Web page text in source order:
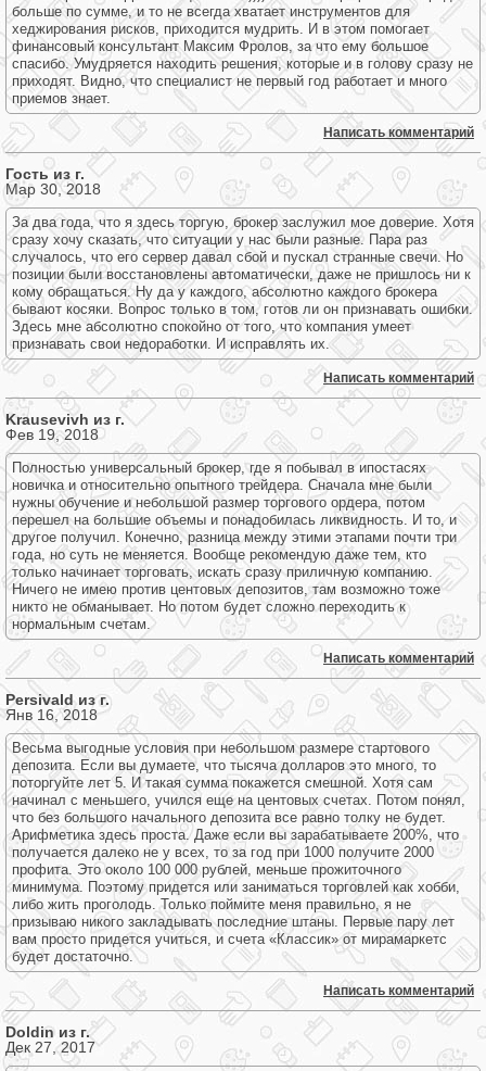
больше по сумме, и то не всегда хватает инструментов для
хеджирования рисков, приходится мудрить. И в этом помогает
финансовый консультант Максим Фролов, за что ему большое
спасибо. Умудряется находить решения, которые и в голову сразу не
приходят. Видно, что специалист не первый год работает и много
приемов знает.
Написать комментарий
Гость из г.
Мар 30, 2018
За два года, что я здесь торгую, брокер заслужил мое доверие. Хотя
сразу хочу сказать, что ситуации у нас были разные. Пара раз
случалось, что его сервер давал сбой и пускал странные свечи. Но
позиции были восстановлены автоматически, даже не пришлось ни к
кому обращаться. Ну да у каждого, абсолютно каждого брокера
бывают косяки. Вопрос только в том, готов ли он признавать ошибки.
Здесь мне абсолютно спокойно от того, что компания умеет
признавать свои недоработки. И исправлять их.
Написать комментарий
Krausevivh из г.
Фев 19, 2018
Полностью универсальный брокер, где я побывал в ипостасях
новичка и относительно опытного трейдера. Сначала мне были
нужны обучение и небольшой размер торгового ордера, потом
перешел на большие объемы и понадобилась ликвидность. И то, и
другое получил. Конечно, разница между этими этапами почти три
года, но суть не меняется. Вообще рекомендую даже тем, кто
только начинает торговать, искать сразу приличную компанию.
Ничего не имею против центовых депозитов, там возможно тоже
никто не обманывает. Но потом будет сложно переходить к
нормальным счетам.
Написать комментарий
Persivald из г.
Янв 16, 2018
Весьма выгодные условия при небольшом размере стартового
депозита. Если вы думаете, что тысяча долларов это много, то
поторгуйте лет 5. И такая сумма покажется смешной. Хотя сам
начинал с меньшего, учился еще на центовых счетах. Потом понял,
что без большого начального депозита все равно толку не будет.
Арифметика здесь проста. Даже если вы зарабатываете 200%, что
получается далеко не у всех, то за год при 1000 получите 2000
профита. Это около 100 000 рублей, меньше прожиточного
минимума. Поэтому придется или заниматься торговлей как хобби,
либо жить проголодь. Только поймите меня правильно, я не
призываю никого закладывать последние штаны. Первые пару лет
вам просто придется учиться, и счета «Классик» от мирамаркетс
будет достаточно.
Написать комментарий
Doldin из г.
Дек 27, 2017